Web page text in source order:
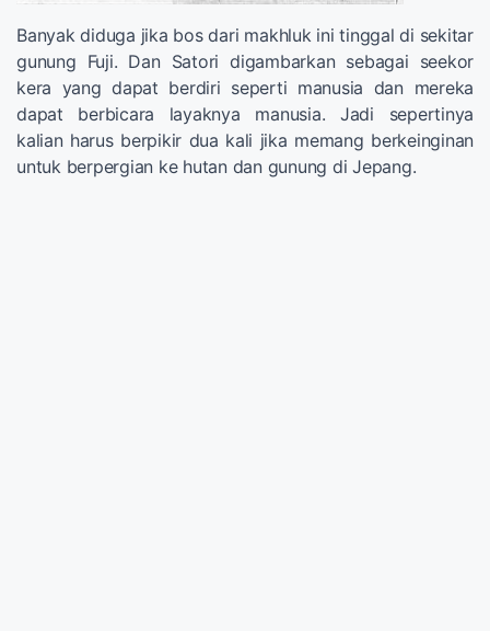
Banyak diduga jika bos dari makhluk ini tinggal di sekitar
gunung Fuji. Dan Satori digambarkan sebagai seekor
kera yang dapat berdiri seperti manusia dan mereka
dapat berbicara layaknya manusia. Jadi sepertinya
kalian harus berpikir dua kali jika memang berkeinginan
untuk berpergian ke hutan dan gunung di Jepang.